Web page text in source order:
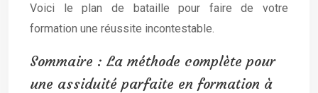
Voici le plan de bataille pour faire de votre
formation une réussite incontestable.
Sommaire : La méthode complète pour
une assiduité parfaite en formation à